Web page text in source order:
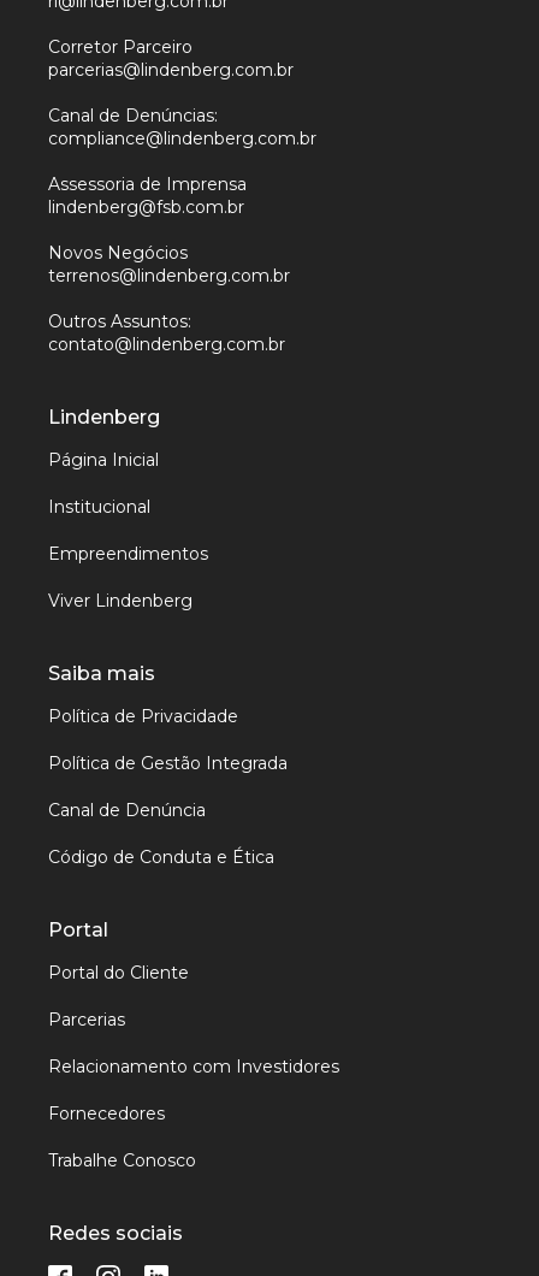
Corretor Parceiro
parcerias@lindenberg.com.br
Canal de Denúncias:
compliance@lindenberg.com.br
Assessoria de Imprensa
lindenberg@fsb.com.br
Novos Negócios
terrenos@lindenberg.com.br
Outros Assuntos:
contato@lindenberg.com.br
Lindenberg
Página Inicial
Institucional
Empreendimentos
Viver Lindenberg
Saiba mais
Política de Privacidade
Política de Gestão Integrada
Canal de Denúncia
Código de Conduta e Ética
Portal
Portal do Cliente
Parcerias
Relacionamento com Investidores
Fornecedores
Trabalhe Conosco
Redes sociais